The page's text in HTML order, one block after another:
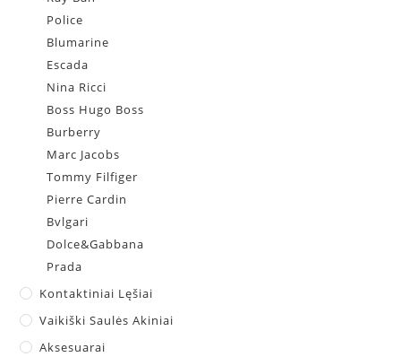
Police
Blumarine
Escada
Nina Ricci
Boss Hugo Boss
Burberry
Marc Jacobs
Tommy Filfiger
Pierre Cardin
Bvlgari
Dolce&Gabbana
Prada
Kontaktiniai Lęšiai
Vaikiški Saulės Akiniai
Aksesuarai